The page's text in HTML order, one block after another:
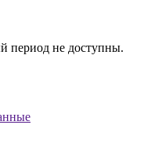
период не доступны.